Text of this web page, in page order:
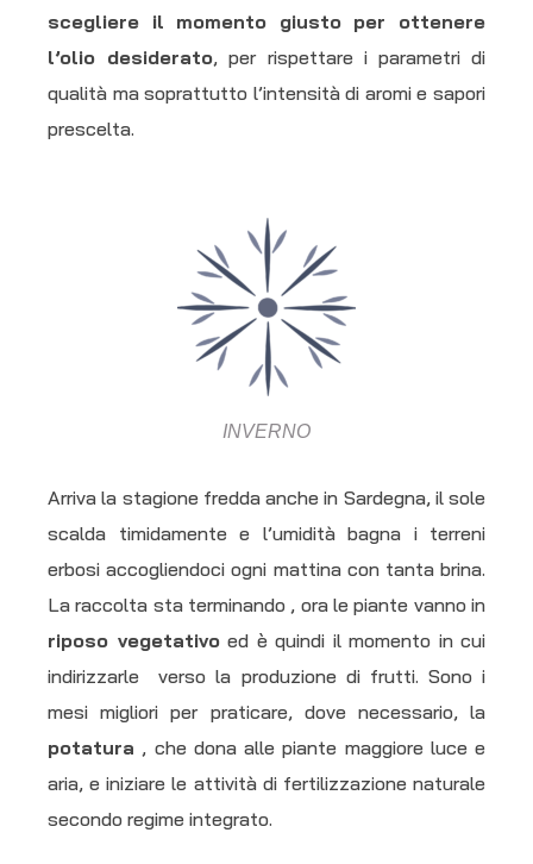
scegliere il momento giusto per ottenere
l’olio desiderato, per rispettare i parametri di
qualità ma soprattutto l’intensità di aromi e sapori
prescelta.
INVERNO
Arriva la stagione fredda anche in Sardegna, il sole
scalda timidamente e l’umidità bagna i terreni
erbosi accogliendoci ogni mattina con tanta brina.
La raccolta sta terminando , ora le piante vanno in
riposo vegetativoed è quindi il momento in cui
indirizzarle verso la produzione di frutti. Sono i
mesi migliori per praticare, dove necessario, la
potatura , che dona alle piante maggiore luce e
aria, e iniziare le attività di fertilizzazione naturale
secondo regime integrato.